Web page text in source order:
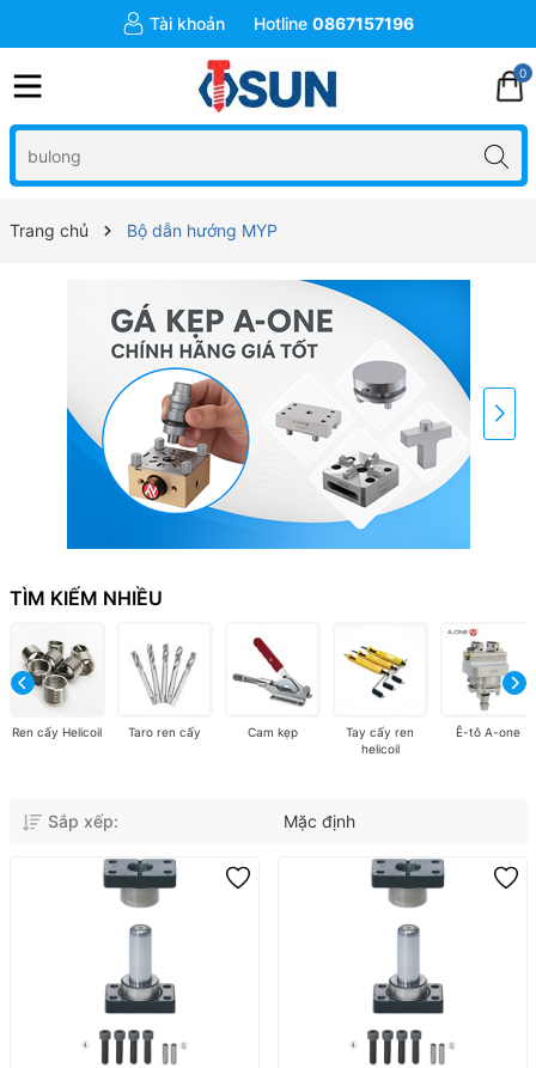
Tài khoản Hotline 0867157196
0
Trang chủ Bộ dẫn hướng MYP
TÌM KIẾM NHIỀU
Ren cấy Helicoil Taro ren cấy Cam kẹp
Tay cấy ren
helicoil
Ê-tô A-one
Sắp xếp: Mặc định